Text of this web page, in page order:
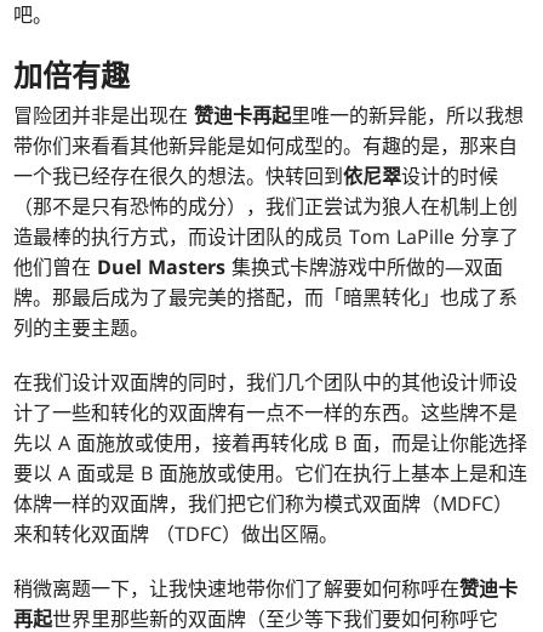
吧。
加倍有趣
冒险团并非是出现在赞迪卡再起里唯一的新异能，所以我想
带你们来看看其他新异能是如何成型的。有趣的是，那来自
一个我已经存在很久的想法。快转回到依尼翠设计的时候
（那不是只有恐怖的成分），我们正尝试为狼人在机制上创
造最棒的执行方式，而设计团队的成员 Tom LaPille 分享了
他们曾在 Duel Masters集换式卡牌游戏中所做的—双面
牌。那最后成为了最完美的搭配，而「暗黑转化」也成了系
列的主要主题。
在我们设计双面牌的同时，我们几个团队中的其他设计师设
计了一些和转化的双面牌有一点不一样的东西。这些牌不是
先以 A 面施放或使用，接着再转化成 B 面，而是让你能选择
要以 A 面或是 B 面施放或使用。它们在执行上基本上是和连
体牌一样的双面牌，我们把它们称为模式双面牌（MDFC）
来和转化双面牌 （TDFC）做出区隔。
稍微离题一下，让我快速地带你们了解要如何称呼在赞迪卡
再起世界里那些新的双面牌（至少等下我们要如何称呼它